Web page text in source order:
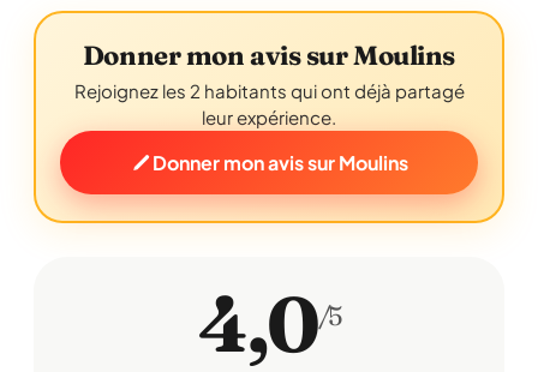
Donner mon avis sur Moulins
Rejoignez les 2 habitants qui ont déjà partagé
leur expérience.
Donner mon avis sur Moulins
4,0/5